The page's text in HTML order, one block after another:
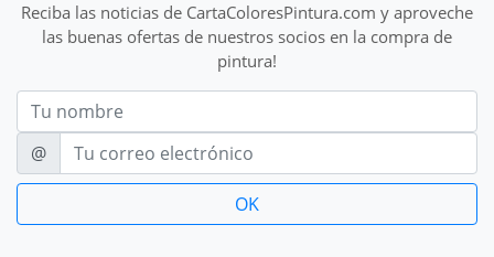
Reciba las noticias de CartaColoresPintura.com y aproveche
las buenas ofertas de nuestros socios en la compra de
pintura!
Nom
E-mail
@